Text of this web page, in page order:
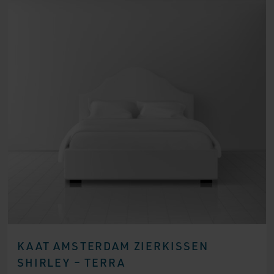
KAAT AMSTERDAM ZIERKISSEN
SHIRLEY – TERRA